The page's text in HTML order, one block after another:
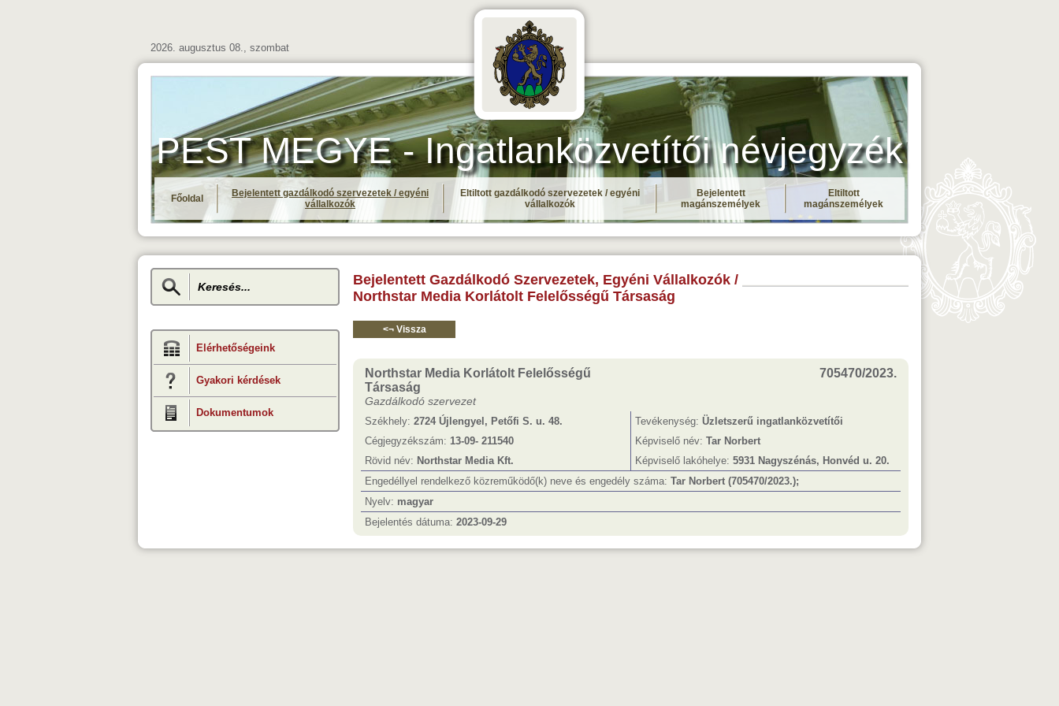
2026. augusztus 08., szombat
PEST MEGYE - Ingatlanközvetítői névjegyzék
Főoldal
Bejelentett gazdálkodó szervezetek / egyéni
vállalkozók
Eltiltott gazdálkodó szervezetek / egyéni
vállalkozók
Bejelentett
magánszemélyek
Eltiltott
magánszemélyek
Elérhetőségeink
Gyakori kérdések
Dokumentumok
Bejelentett Gazdálkodó Szervezetek, Egyéni Vállalkozók /
Northstar Media Korlátolt Felelősségű Társaság
<¬ Vissza
Northstar Media Korlátolt Felelősségű
Társaság
Gazdálkodó szervezet
705470/2023.
Székhely: 2724 Újlengyel, Petőfi S. u. 48. Tevékenység: Üzletszerű ingatlanközvetítői
Cégjegyzékszám: 13-09- 211540 Képviselő név: Tar Norbert
Rövid név: Northstar Media Kft. Képviselő lakóhelye: 5931 Nagyszénás, Honvéd u. 20.
Engedéllyel rendelkező közreműködő(k) neve és engedély száma: Tar Norbert (705470/2023.);
Nyelv: magyar
Bejelentés dátuma: 2023-09-29